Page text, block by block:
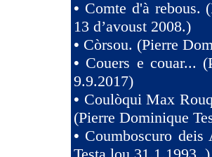
• Comte d'à rebous.
13 d’avoust 2008.)
• Còrsou. (Pierre
• Couers e couar...
9.9.2017)
• Coulòqui Max
(Pierre Dominique
• Coumboscuro